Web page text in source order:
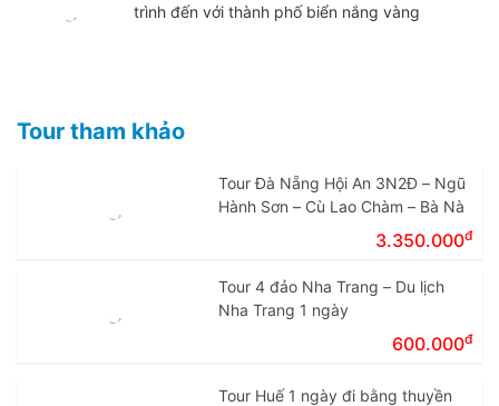
trình đến với thành phố biển nắng vàng
Tour tham khảo
Tour Đà Nẵng Hội An 3N2Đ – Ngũ
Hành Sơn – Cù Lao Chàm – Bà Nà
3.350.000đ
Tour 4 đảo Nha Trang – Du lịch
Nha Trang 1 ngày
600.000đ
Tour Huế 1 ngày đi bằng thuyền